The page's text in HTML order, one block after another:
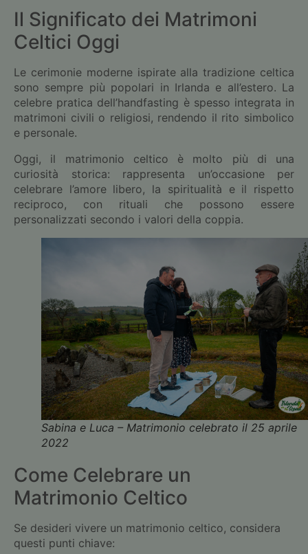
Il Significato dei Matrimoni
Celtici Oggi
Le cerimonie moderne ispirate alla tradizione celtica
sono sempre più popolari in Irlanda e all’estero. La
celebre pratica dell’handfasting è spesso integrata in
matrimoni civili o religiosi, rendendo il rito simbolico
e personale.
Oggi, il matrimonio celtico è molto più di una
curiosità storica: rappresenta un’occasione per
celebrare l’amore libero, la spiritualità e il rispetto
reciproco, con rituali che possono essere
personalizzati secondo i valori della coppia.
Sabina e Luca – Matrimonio celebrato il 25 aprile
2022
Come Celebrare un
Matrimonio Celtico
Se desideri vivere un matrimonio celtico, considera
questi punti chiave: